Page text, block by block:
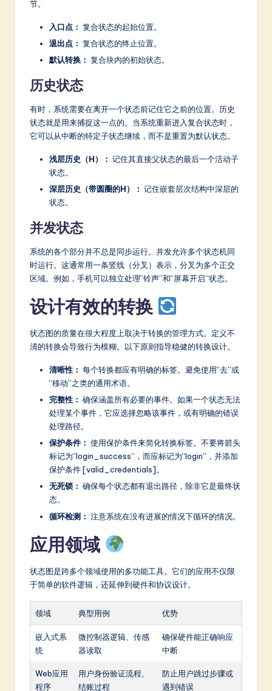
节。
入口点： 复合状态的起始位置。
退出点： 复合状态的终止位置。
默认转换： 复合块内的初始状态。
历史状态
有时，系统需要在离开一个状态前记住它之前的位置。历史
状态就是用来捕捉这一点的。当系统重新进入复合状态时，
它可以从中断的特定子状态继续，而不是重置为默认状态。
浅层历史（H）： 记住其直接父状态的最后一个活动子
状态。
深层历史（带圆圈的H）： 记住嵌套层次结构中深层的
状态。
并发状态
系统的各个部分并不总是同步运行。并发允许多个状态机同
时运行。这通常用一条竖线（分叉）表示，分叉为多个正交
区域。例如，手机可以独立处理“铃声”和“屏幕开启”状态。
设计有效的转换
状态图的质量在很大程度上取决于转换的管理方式。定义不
清的转换会导致行为模糊。以下原则指导稳健的转换设计。
清晰性： 每个转换都应有明确的标签。避免使用“去”或
“移动”之类的通用术语。
完整性： 确保涵盖所有必要的事件。如果一个状态无法
处理某个事件，它应选择忽略该事件，或有明确的错误
处理路径。
保护条件： 使用保护条件来简化转换标签。不要将箭头
标记为“login_success”，而应标记为“login”，并添加
保护条件 [valid_credentials]。
无死锁： 确保每个状态都有退出路径，除非它是最终状
态。
循环检测： 注意系统在没有进展的情况下循环的情况。
应用领域
状态图是跨多个领域使用的多功能工具。它们的应用不仅限
于简单的软件逻辑，还延伸到硬件和协议设计。
领域 典型用例 优势
嵌入式系
统
微控制器逻辑、传感
器读取
确保硬件能正确响应
中断
Web应用
程序
用户身份验证流程、
结账过程
防止用户跳过步骤或
遇到错误